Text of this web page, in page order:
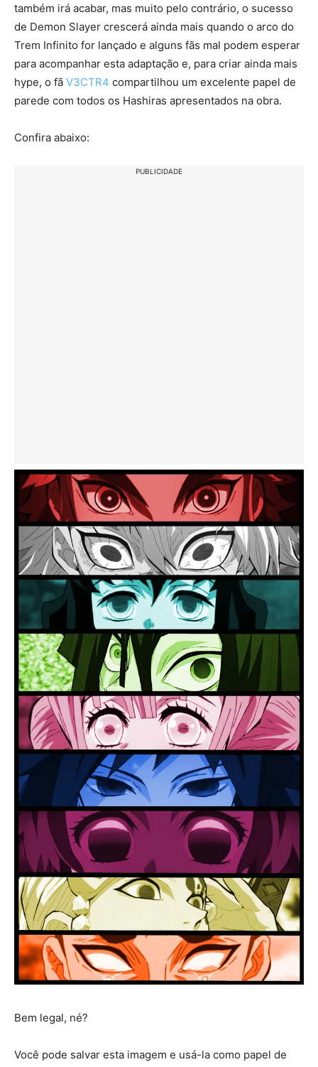
também irá acabar, mas muito pelo contrário, o sucesso
de Demon Slayer crescerá ainda mais quando o arco do
Trem Infinito for lançado e alguns fãs mal podem esperar
para acompanhar esta adaptação e, para criar ainda mais
hype, o fã V3CTR4 compartilhou um excelente papel de
parede com todos os Hashiras apresentados na obra.
Confira abaixo:
PUBLICIDADE
Bem legal, né?
Você pode salvar esta imagem e usá-la como papel de